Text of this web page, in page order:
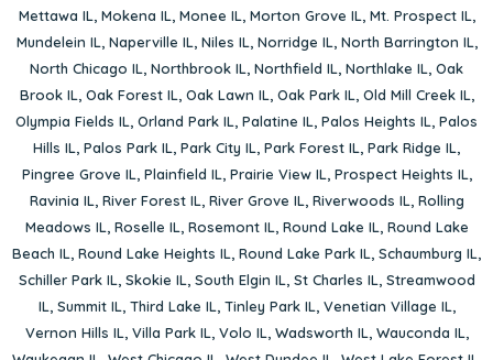
Mettawa IL, Mokena IL, Monee IL, Morton Grove IL, Mt. Prospect IL,
Mundelein IL, Naperville IL, Niles IL, Norridge IL, North Barrington IL,
North Chicago IL, Northbrook IL, Northfield IL, Northlake IL, Oak
Brook IL, Oak Forest IL, Oak Lawn IL, Oak Park IL, Old Mill Creek IL,
Olympia Fields IL, Orland Park IL, Palatine IL, Palos Heights IL, Palos
Hills IL, Palos Park IL, Park City IL, Park Forest IL, Park Ridge IL,
Pingree Grove IL, Plainfield IL, Prairie View IL, Prospect Heights IL,
Ravinia IL, River Forest IL, River Grove IL, Riverwoods IL, Rolling
Meadows IL, Roselle IL, Rosemont IL, Round Lake IL, Round Lake
Beach IL, Round Lake Heights IL, Round Lake Park IL, Schaumburg IL,
Schiller Park IL, Skokie IL, South Elgin IL, St Charles IL, Streamwood
IL, Summit IL, Third Lake IL, Tinley Park IL, Venetian Village IL,
Vernon Hills IL, Villa Park IL, Volo IL, Wadsworth IL, Wauconda IL,